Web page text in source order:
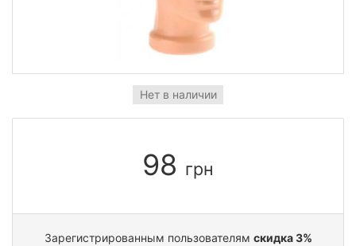
Нет в наличии
98 грн
Зарегистрированным пользователям скидка 3%